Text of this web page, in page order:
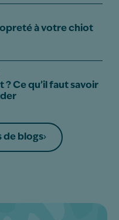
à votre chiot
Ce qu’il faut savoir
de blogs